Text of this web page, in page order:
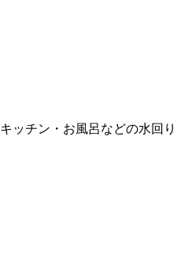
ッチン・お風呂などの水回り